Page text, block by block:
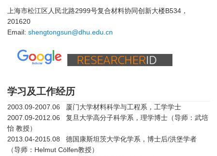
上海市松江区人民北路2999号复合材料协同创新大楼B534，
201620
Email: shengtongsun@dhu.edu.cn
学习及工作经历
2003.09-2007.06 厦门大学材料科学与工程系，工学学士
2007.09-2012.06 复旦大学高分子科学系，理学博士（导师：武培
怡 教授）
2013.04-2015.08 德国康斯坦茨大学化学系，博士后/洪堡学者
（导师：Helmut Cölfen教授）